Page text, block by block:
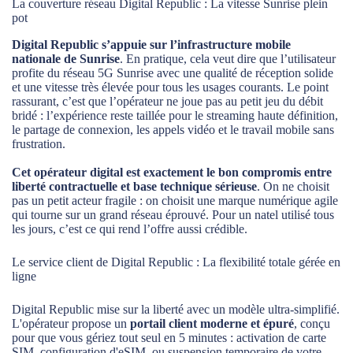
La couverture réseau Digital Republic : La vitesse Sunrise plein
pot
Digital Republic s’appuie sur l’infrastructure mobile
nationale de Sunrise. En pratique, cela veut dire que l’utilisateur
profite du réseau 5G Sunrise avec une qualité de réception solide
et une vitesse très élevée pour tous les usages courants. Le point
rassurant, c’est que l’opérateur ne joue pas au petit jeu du débit
bridé : l’expérience reste taillée pour le streaming haute définition,
le partage de connexion, les appels vidéo et le travail mobile sans
frustration.
Cet opérateur digital est exactement le bon compromis entre
liberté contractuelle et base technique sérieuse. On ne choisit
pas un petit acteur fragile : on choisit une marque numérique agile
qui tourne sur un grand réseau éprouvé. Pour un natel utilisé tous
les jours, c’est ce qui rend l’offre aussi crédible.
Le service client de Digital Republic : La flexibilité totale gérée en
ligne
Digital Republic mise sur la liberté avec un modèle ultra-simplifié.
L'opérateur propose un portail client moderne et épuré, conçu
pour que vous gériez tout seul en 5 minutes : activation de carte